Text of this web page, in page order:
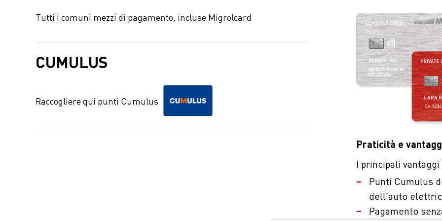
Tutti i comuni mezzi di pagamento, incluse Migrolcard
CUMULUS
Raccogliere qui punti Cumulus
Praticità e
I principali
Punti Cumulus
dell’auto
Pagamento